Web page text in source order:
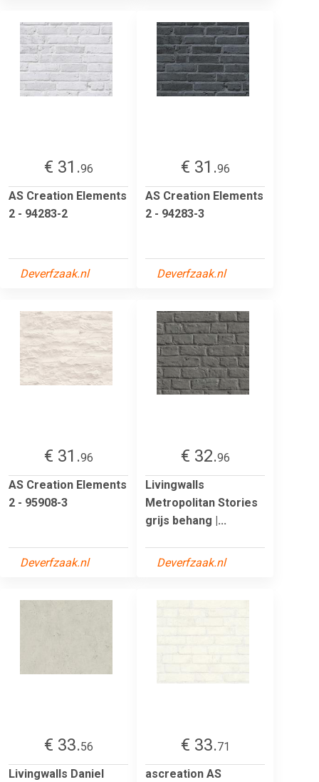
€ 31.96
AS Creation Elements
2 - 94283-2
Deverfzaak.nl
€ 31.96
AS Creation Elements
2 - 94283-3
Deverfzaak.nl
€ 31.96
AS Creation Elements
2 - 95908-3
Deverfzaak.nl
€ 32.96
Livingwalls
Metropolitan Stories
grijs behang |...
Deverfzaak.nl
€ 33.56
Livingwalls Daniel
€ 33.71
ascreation AS